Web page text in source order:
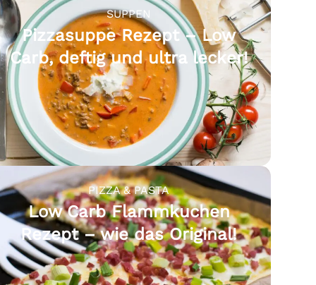
SUPPEN
Pizzasuppe Rezept – Low
Carb, deftig und ultra lecker!
PIZZA & PASTA
Low Carb Flammkuchen
Rezept – wie das Original!